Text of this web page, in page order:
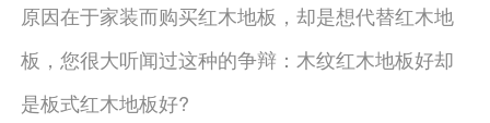
原因在于家装而购买红木地板，却是想代替红木地
板，您很大听闻过这种的争辩：木纹红木地板好却
是板式红木地板好?